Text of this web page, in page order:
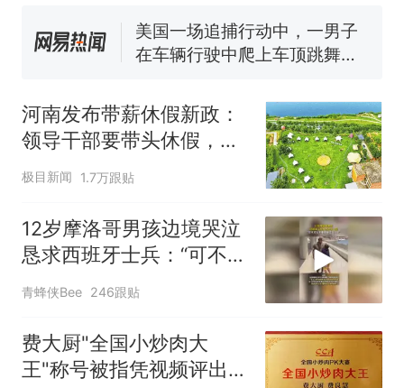
140多朵
美国一场追捕行动中，一男子
在车辆行驶中爬上车顶跳舞。
官方通报
美国渔民钓获鲨鱼徒手将其拽
回大海 目击者直呼震惊 （视频
来源：参考消息）
西班牙飞地休达边境，摩洛
争议，此前一天内数万人从摩
洛哥涌入西班牙
河南发布带薪休假新政：
领导干部要带头休假，推
动全员应休尽休、休满休
足；鼓励3-7天弹性长
假，构建“周五半天+周末
+年假”短途度假模式
极目新闻 1.7万跟贴
12岁摩洛哥男孩边境哭泣
恳求西班牙士兵：“可不可
以不要把我遣返回国”
青蜂侠Bee 246跟贴
费大厨"全国小炒肉大
王"称号被指凭视频评出